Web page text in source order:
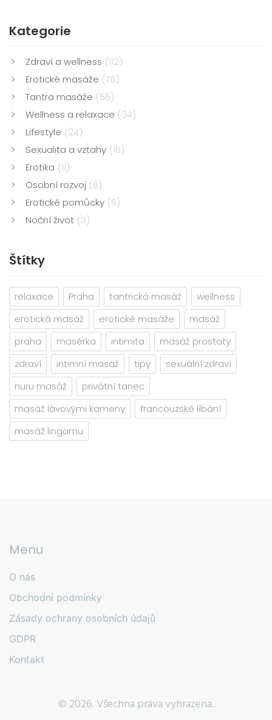
Kategorie
Zdraví a wellness (112)
Erotické masáže (76)
Tantra masáže (56)
Wellness a relaxace (34)
Lifestyle (24)
Sexualita a vztahy (16)
Erotika (11)
Osobní rozvoj (6)
Erotické pomůcky (6)
Noční život (3)
Štítky
relaxace Praha tantrická masáž
wellness
erotická masáž
erotické masáže
masáž
praha
masérka intimita
masáž prostaty
zdraví
intimní masáž tipy
sexuální zdraví
nuru masáž
privátní tanec
masáž lávovými kameny
francouzské líbání
masáž lingamu
Menu
O nás
Obchodní podmínky
Zásady ochrany osobních údajů
GDPR
Kontakt
© 2026. Všechna práva vyhrazena.